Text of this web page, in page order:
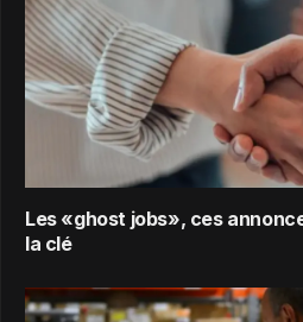
Les «ghost jobs», ces
la clé